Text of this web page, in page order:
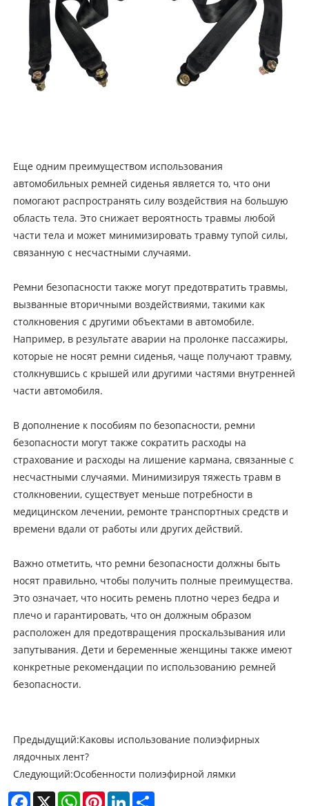
Еще одним преимуществом использования
автомобильных ремней сиденья является то, что они
помогают распространять силу воздействия на большую
область тела. Это снижает вероятность травмы любой
части тела и может минимизировать травму тупой силы,
связанную с несчастными случаями.
Ремни безопасности также могут предотвратить травмы,
вызванные вторичными воздействиями, такими как
столкновения с другими объектами в автомобиле.
Например, в результате аварии на пролонке пассажиры,
которые не носят ремни сиденья, чаще получают травму,
столкнувшись с крышей или другими частями внутренней
части автомобиля.
В дополнение к пособиям по безопасности, ремни
безопасности могут также сократить расходы на
страхование и расходы на лишение кармана, связанные с
несчастными случаями. Минимизируя тяжесть травм в
столкновении, существует меньше потребности в
медицинском лечении, ремонте транспортных средств и
времени вдали от работы или других действий.
Важно отметить, что ремни безопасности должны быть
носят правильно, чтобы получить полные преимущества.
Это означает, что носить ремень плотно через бедра и
плечо и гарантировать, что он должным образом
расположен для предотвращения проскальзывания или
запутывания. Дети и беременные женщины также имеют
конкретные рекомендации по использованию ремней
безопасности.
Предыдущий:Каковы использование полиэфирных
лядочных лент?
Следующий:Особенности полиэфирной лямки
Facebook
X WhatsAppPinterestLinkedIn